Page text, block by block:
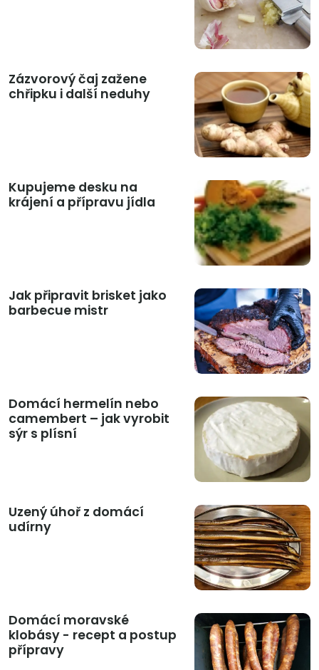
Zázvorový čaj zažene
chřipku i další neduhy
Kupujeme desku na
krájení a přípravu jídla
Jak připravit brisket jako
barbecue mistr
Domácí hermelín nebo
camembert – jak vyrobit
sýr s plísní
Uzený úhoř z domácí
udírny
Domácí moravské
klobásy - recept a postup
přípravy